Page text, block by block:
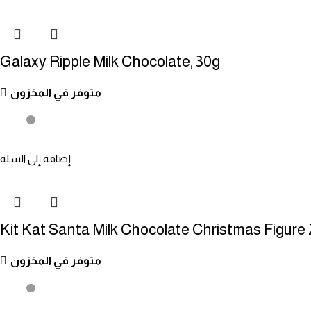
Galaxy Ripple Milk Chocolate, 30g
متوفر في المخزون
إضافة إلى السلة
Kit Kat Santa Milk Chocolate Christmas Figure
متوفر في المخزون